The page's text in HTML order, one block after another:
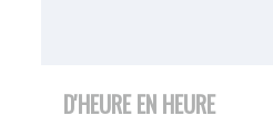
D'HEURE EN HEURE